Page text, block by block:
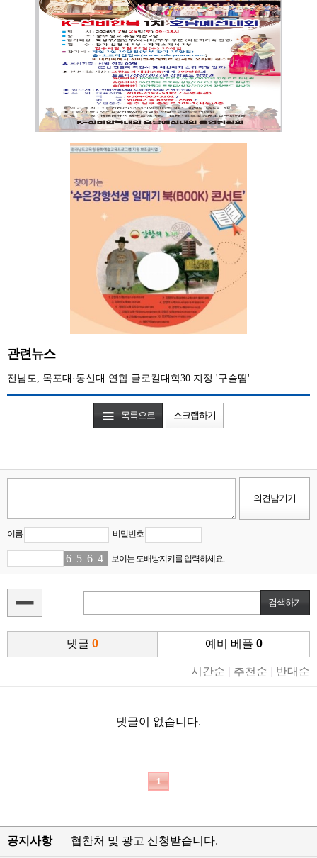
관련뉴스
전남도, 목포대·동신대 연합 글로컬대학30 지정 '구슬땀'
목록으로 스크랩하기
이름 비밀번호
66 58 69 42 보이는 도배방지키를 입력하세요.
댓글 0 예비 베플 0
시간순 추천순 반대순
댓글이 없습니다.
1
공지사항 협찬처 및 광고 신청받습니다.